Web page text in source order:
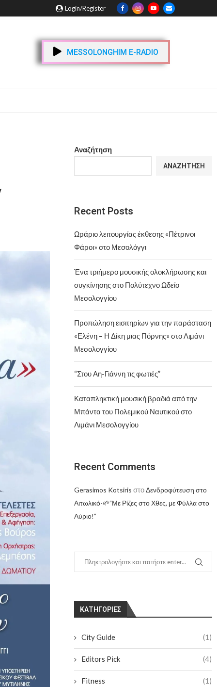
Login/Register
MESSOLONGHIM E-RADIO
Αναζήτηση
ΑΝΑΖΉΤΗΣΗ
Recent Posts
Ωράριο λειτουργίας έκθεσης «Πέτρινοι
Φάροι» στο Μεσολόγγι
Ένα τριήμερο μουσικής ολοκλήρωσης και
συγκίνησης στο Πολύτεχνο Ωδείο
Μεσολογγίου
Προπώληση εισιτηρίων για την παράσταση
«Ελένη – Η Δίκη μιας Πόρνης» στο Λιμάνι
Μεσολογγίου
“Στου Αη-Γιάννη τις φωτιές”
Καταπληκτική μουσική βραδιά από την
Μπάντα του Πολεμικού Ναυτικού στο
Λιμάνι Μεσολογγίου
Recent Comments
Gerasimos Kotsiris στοΔενδροφύτευση στο
Αιτωλικό-🌱”Με Ρίζες στο Χθες, με Φύλλα στο
Αύριο!”
KΑΤΗΓΟΡΊΕΣ
City Guide (1)
Editors Pick (4)
Fitness (1)